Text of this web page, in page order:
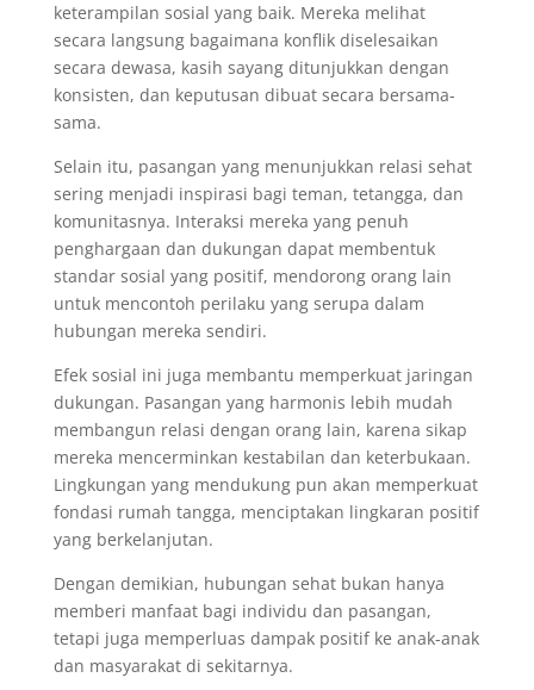
keterampilan sosial yang baik. Mereka melihat
secara langsung bagaimana konflik diselesaikan
secara dewasa, kasih sayang ditunjukkan dengan
konsisten, dan keputusan dibuat secara bersama-
sama.
Selain itu, pasangan yang menunjukkan relasi sehat
sering menjadi inspirasi bagi teman, tetangga, dan
komunitasnya. Interaksi mereka yang penuh
penghargaan dan dukungan dapat membentuk
standar sosial yang positif, mendorong orang lain
untuk mencontoh perilaku yang serupa dalam
hubungan mereka sendiri.
Efek sosial ini juga membantu memperkuat jaringan
dukungan. Pasangan yang harmonis lebih mudah
membangun relasi dengan orang lain, karena sikap
mereka mencerminkan kestabilan dan keterbukaan.
Lingkungan yang mendukung pun akan memperkuat
fondasi rumah tangga, menciptakan lingkaran positif
yang berkelanjutan.
Dengan demikian, hubungan sehat bukan hanya
memberi manfaat bagi individu dan pasangan,
tetapi juga memperluas dampak positif ke anak-anak
dan masyarakat di sekitarnya.